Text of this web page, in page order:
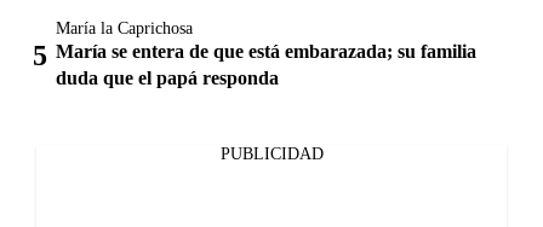
María la Caprichosa
María se entera de que está embarazada; su familia
duda que el papá responda
PUBLICIDAD